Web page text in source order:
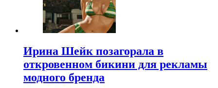
Ирина Шейк позагорала в
откровенном бикини для рекламы
модного бренда